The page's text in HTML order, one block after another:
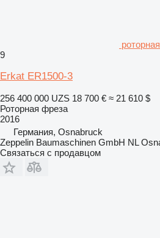
9
Erkat ER1500-3
256 400 000 UZS 18 700 € ≈ 21 610 $
Роторная фреза
2016
Германия, Osnabruck
Zeppelin Baumaschinen GmbH NL
Связаться с продавцом